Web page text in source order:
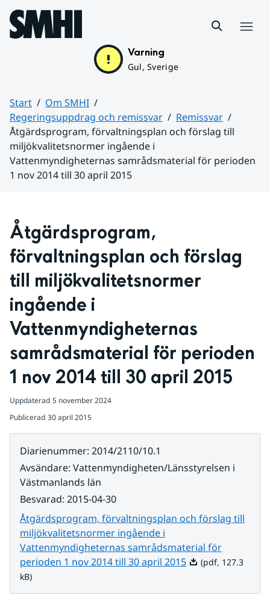
Hoppa till sidans innehåll
Varning
Gul, Sverige
Start
Om SMHI
Regeringsuppdrag och remissvar
Remissvar
Åtgärdsprogram, förvaltningsplan och förslag till
miljökvalitetsnormer ingående i
Vattenmyndigheternas samrådsmaterial för perioden
1 nov 2014 till 30 april 2015
Åtgärdsprogram,
förvaltningsplan och förslag
till miljökvalitetsnormer
ingående i
Vattenmyndigheternas
samrådsmaterial för perioden
1 nov 2014 till 30 april 2015
Uppdaterad 5 november 2024
Publicerad 30 april 2015
Diarienummer: 2014/2110/10.1
Avsändare: Vattenmyndigheten/Länsstyrelsen i
Västmanlands län
Besvarad: 2015-04-30
Åtgärdsprogram, förvaltningsplan och förslag till
miljökvalitetsnormer ingående i
Vattenmyndigheternas samrådsmaterial för
perioden 1 nov 2014 till 30 april 2015Pdf, 127.3 kB.
(pdf, 127.3
kB)